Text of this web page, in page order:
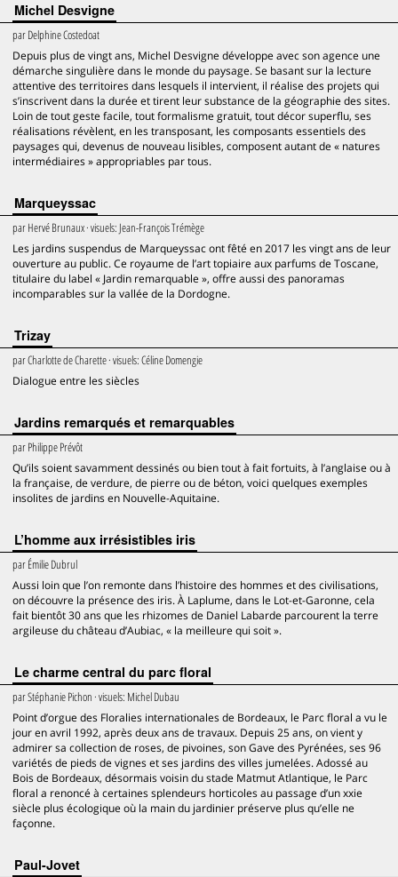
Michel Desvigne
parDelphine Costedoat
Depuis plus de vingt ans, Michel Desvigne développe avec son agence une
démarche singulière dans le monde du paysage. Se basant sur la lecture
attentive des territoires dans lesquels il intervient, il réalise des projets qui
s’inscrivent dans la durée et tirent leur substance de la géographie des sites.
Loin de tout geste facile, tout formalisme gratuit, tout décor superflu, ses
réalisations révèlent, en les transposant, les composants essentiels des
paysages qui, devenus de nouveau lisibles, composent autant de « natures
intermédiaires » appropriables par tous.
Marqueyssac
parHervé Brunaux· visuels: Jean-François Trémège
Les jardins suspendus de Marqueyssac ont fêté en 2017 les vingt ans de leur
ouverture au public. Ce royaume de l’art topiaire aux parfums de Toscane,
titulaire du label « Jardin remarquable », offre aussi des panoramas
incomparables sur la vallée de la Dordogne.
Trizay
parCharlotte de Charette· visuels:Céline Domengie
Dialogue entre les siècles
Jardins remarqués et remarquables
parPhilippe Prévôt
Qu’ils soient savamment dessinés ou bien tout à fait fortuits, à l’anglaise ou à
la française, de verdure, de pierre ou de béton, voici quelques exemples
insolites de jardins en Nouvelle-Aquitaine.
L’homme aux irrésistibles iris
parÉmilie Dubrul
Aussi loin que l’on remonte dans l’histoire des hommes et des civilisations,
on découvre la présence des iris. À Laplume, dans le Lot-et-Garonne, cela
fait bientôt 30 ans que les rhizomes de Daniel Labarde parcourent la terre
argileuse du château d’Aubiac, « la meilleure qui soit ».
Le charme central du parc floral
parStéphanie Pichon · visuels: Michel Dubau
Point d’orgue des Floralies internationales de Bordeaux, le Parc floral a vu le
jour en avril 1992, après deux ans de travaux. Depuis 25 ans, on vient y
admirer sa collection de roses, de pivoines, son Gave des Pyrénées, ses 96
variétés de pieds de vignes et ses jardins des villes jumelées. Adossé au
Bois de Bordeaux, désormais voisin du stade Matmut Atlantique, le Parc
floral a renoncé à certaines splendeurs horticoles au passage d’un xxie
siècle plus écologique où la main du jardinier préserve plus qu’elle ne
façonne.
Paul-Jovet